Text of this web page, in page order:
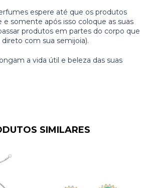
espere até que os produtos
somente após isso coloque as suas
produtos em partes do corpo que
com sua semijoia).
a vida útil e beleza das suas
SIMILARES